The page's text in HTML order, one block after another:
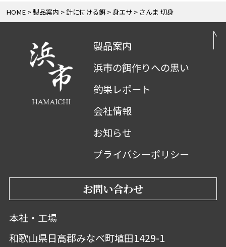
HOME 製品案内 針に付ける餌 身エサ さんま 切身
製品案内
浜市の餌作りへの思い
釣果レポート
会社情報
お知らせ
プライバシーポリシー
お問い合わせ
本社・工場
和歌山県日高郡みなべ町埴田1429-1